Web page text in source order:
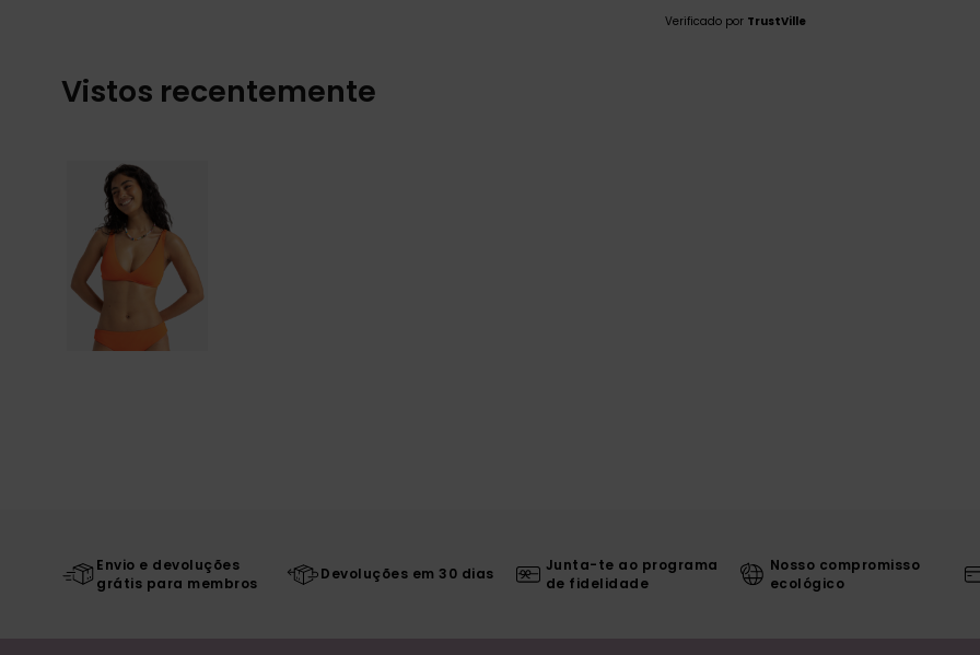
Verificado por TrustVille
Vistos recentemente
Envio e devoluções
grátis para membros
Devoluções em 30 dias
Junta-te ao programa
de fidelidade
Nosso compromisso
ecológico